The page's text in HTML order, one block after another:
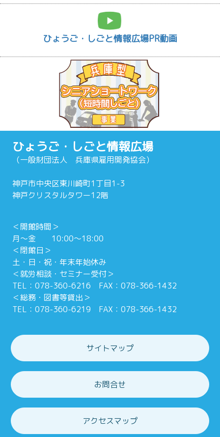
ひょうご・しごと情報広場PR動画
ひょうご・しごと情報広場
（一般財団法人 兵庫県雇用開発協会）
神戸市中央区東川崎町1丁目1-3
神戸クリスタルタワー12階
＜開館時間＞
月～金 10:00～18:00
＜閉館日＞
土・日・祝・年末年始休み
＜就労相談・セミナー受付＞
TEL：078-360-6216 FAX：078-366-1432
＜総務・図書等貸出＞
TEL：078-360-6219 FAX：078-366-1432
サイトマップ
お問合せ
アクセスマップ